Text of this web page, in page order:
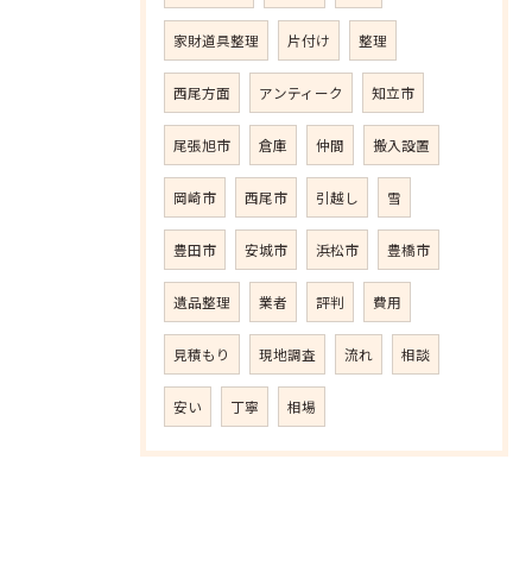
家財道具整理 片付け 整理
西尾方面 アンティーク 知立市
尾張旭市 倉庫 仲間 搬入設置
岡崎市 西尾市 引越し 雪
豊田市 安城市 浜松市 豊橋市
遺品整理 業者 評判 費用
見積もり 現地調査 流れ 相談
安い 丁寧 相場